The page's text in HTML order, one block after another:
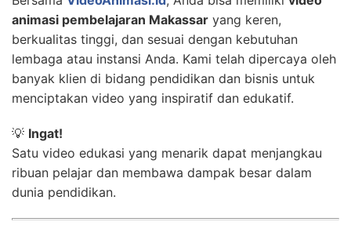
animasi pembelajaran Makassar yang keren,
berkualitas tinggi, dan sesuai dengan kebutuhan
lembaga atau instansi Anda. Kami telah dipercaya oleh
banyak klien di bidang pendidikan dan bisnis untuk
menciptakan video yang inspiratif dan edukatif.
💡 Ingat!
Satu video edukasi yang menarik dapat menjangkau
ribuan pelajar dan membawa dampak besar dalam
dunia pendidikan.